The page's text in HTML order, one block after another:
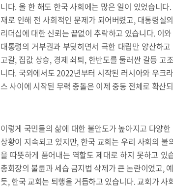
니다. 올 한 해도 한국 사회에는 많은 일이 있었습니
재로 인해 전 사회적인 문제가 되어버렸고, 대통령실
리더십에 대한 신뢰는 끝없이 추락하고 있습니다. 이
대통령의 거부권과 부딪히면서 극한 대립만 양산하
고갈, 집값 상승, 경제 쇠퇴, 한반도를 둘러싼 갈등 고
니다. 국외에서도 2022년부터 시작된 러시아와 우크
스 사이에 시작된 무력 충돌은 이제 중동 전체로 확산
이렇게 국민들의 삶에 대한 불안도가 높아지고 다양
상황이 지속되고 있지만, 한국 교회는 우리 사회의
을 따뜻하게 품어내는 역할도 제대로 하지 못하고
총회장의 불륜과 세습 금지법 삭제가 큰 논란이었고,
듯, 한국 교회는 퇴행을 거듭하고 있습니다. 교회가